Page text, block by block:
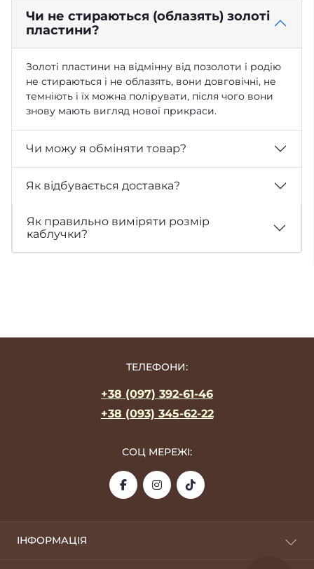
Чи не стираються (облазять) золоті
пластини?
Золоті пластини на відмінну від позолоти і родію
не стираються і не облазять, вони довговічні, не
темніють і їх можна полірувати, після чого вони
знову мають вигляд нової прикраси.
Чи можу я обміняти товар?
Як відбувається доставка?
Як правильно виміряти розмір
каблучки?
ТЕЛЕФОНИ:
+38 (097) 392-61-46
+38 (093) 345-62-22
СОЦ МЕРЕЖІ:
ІНФОРМАЦІЯ